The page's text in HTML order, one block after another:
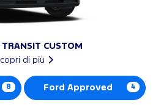
TRANSIT CUSTOM
di più
8 Ford Approved 4